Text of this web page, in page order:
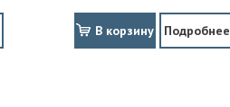
В корзину Подробнее